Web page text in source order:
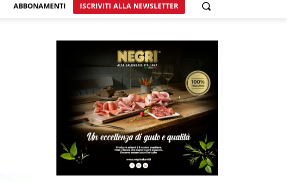
ABBONAMENTI ISCRIVITI ALLA NEWSLETTER